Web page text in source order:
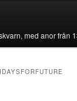
med anor från